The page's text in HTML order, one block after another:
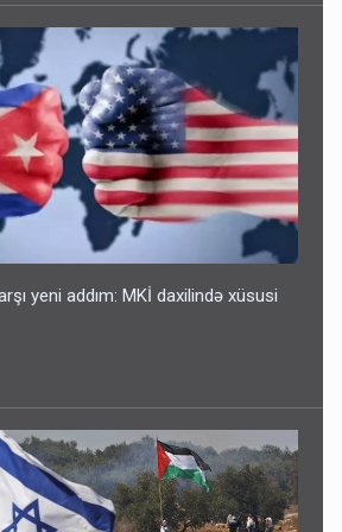
yeni addım: MKİ daxilində xüsusi